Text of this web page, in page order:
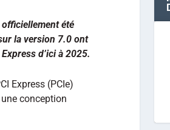
été
la version 7.0 ont
d’ici à 2025.
Express (PCIe)
conception